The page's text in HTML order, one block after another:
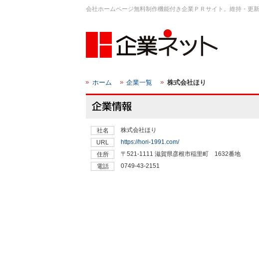
会社ホームページ無料制作機能付き企業ＰＲサイト。維持・更
ホーム 企業一覧 株式会社ほり
社名
株式会社ほり
URL
https://hori-1991.com/
住所
〒521-1111 滋賀県彦根市稲里町 1632番地
電話
0749-43-2151